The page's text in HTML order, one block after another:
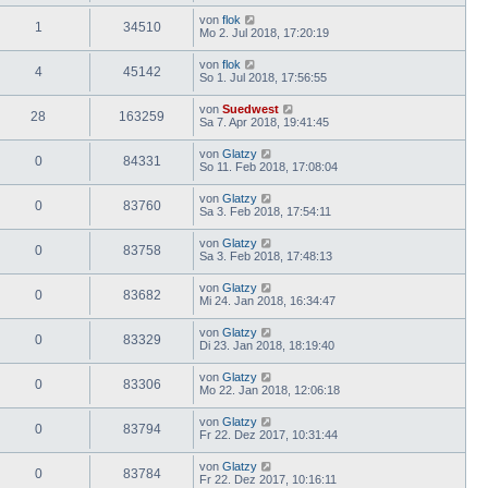
1 34510 von flok
Mo 2. Jul 2018, 17:20:19
4 45142 von flok
So 1. Jul 2018, 17:56:55
28 163259 von Suedwest
Sa 7. Apr 2018, 19:41:45
0 84331 von Glatzy
So 11. Feb 2018, 17:08:04
0 83760 von Glatzy
Sa 3. Feb 2018, 17:54:11
0 83758 von Glatzy
Sa 3. Feb 2018, 17:48:13
0 83682 von Glatzy
Mi 24. Jan 2018, 16:34:47
0 83329 von Glatzy
Di 23. Jan 2018, 18:19:40
0 83306 von Glatzy
Mo 22. Jan 2018, 12:06:18
0 83794 von Glatzy
Fr 22. Dez 2017, 10:31:44
0 83784 von Glatzy
Fr 22. Dez 2017, 10:16:11